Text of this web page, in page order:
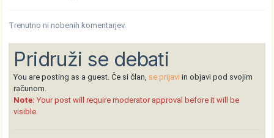
Trenutno ni nobenih komentarjev.
Pridruži se debati
You are posting as a guest. Če si član, se prijavi in objavi pod svojim
računom.
Note: Your post will require moderator approval before it will be
visible.